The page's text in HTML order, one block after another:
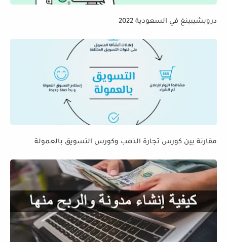
دروبشيبينغ في السعودية 2022
مقارنة بين كورس تجارة الذهب وكورس التسويق بالعمولة